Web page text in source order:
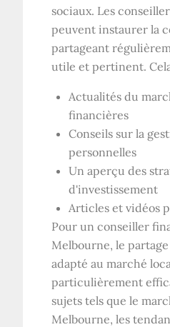
sociaux. Les
peuvent instaurer la
partageant
utile et pertinent.
Actualités du
financières
Conseils sur la
personnelles
Un aperçu des
d'investissement
Articles et vidéos
Pour un conseiller
Melbourne, le
adapté au marché
particulièrement
sujets tels que le
Melbourne, les